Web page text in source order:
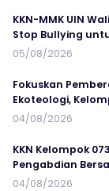
KKN-MMK UIN
Stop Bullying
05/08/2026
Fokuskan
Ekoteologi,
04/08/2026
KKN Kelompok
Pengabdian
04/08/2026